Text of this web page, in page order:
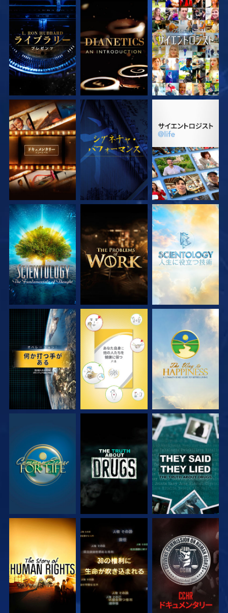
シリーズを探求 シリーズを探求 観る
シリーズを探求 観る シリーズを探求
シリーズを探求 シリーズを探求 シリーズを探求
観る 観る 観る
観る 観る 観る
観る 観る 観る